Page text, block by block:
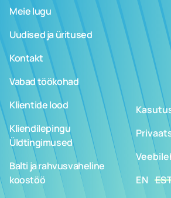
Meie lugu
Uudised ja üritused
Kontakt
Vabad töökohad
Klientide lood
Kliendilepingu
Üldtingimused
Balti ja rahvusvaheline
koostöö
EN